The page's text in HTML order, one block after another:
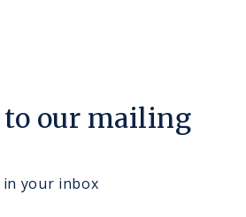
to our mailing
in your inbox